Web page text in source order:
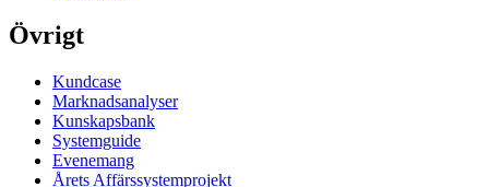
Övrigt
Kundcase
Marknadsanalyser
Kunskapsbank
Systemguide
Evenemang
Årets Affärssystemprojekt